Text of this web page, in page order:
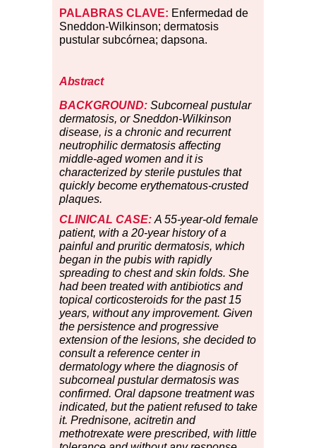
PALABRAS CLAVE: Enfermedad de
Sneddon-Wilkinson; dermatosis
pustular subcórnea; dapsona.
Abstract
BACKGROUND: Subcorneal pustular
dermatosis, or Sneddon-Wilkinson
disease, is a chronic and recurrent
neutrophilic dermatosis affecting
middle-aged women and it is
characterized by sterile pustules that
quickly become erythematous-crusted
plaques.
CLINICAL CASE: A 55-year-old female
patient, with a 20-year history of a
painful and pruritic dermatosis, which
began in the pubis with rapidly
spreading to chest and skin folds. She
had been treated with antibiotics and
topical corticosteroids for the past 15
years, without any improvement. Given
the persistence and progressive
extension of the lesions, she decided to
consult a reference center in
dermatology where the diagnosis of
subcorneal pustular dermatosis was
confirmed. Oral dapsone treatment was
indicated, but the patient refused to take
it. Prednisone, acitretin and
methotrexate were prescribed, with little